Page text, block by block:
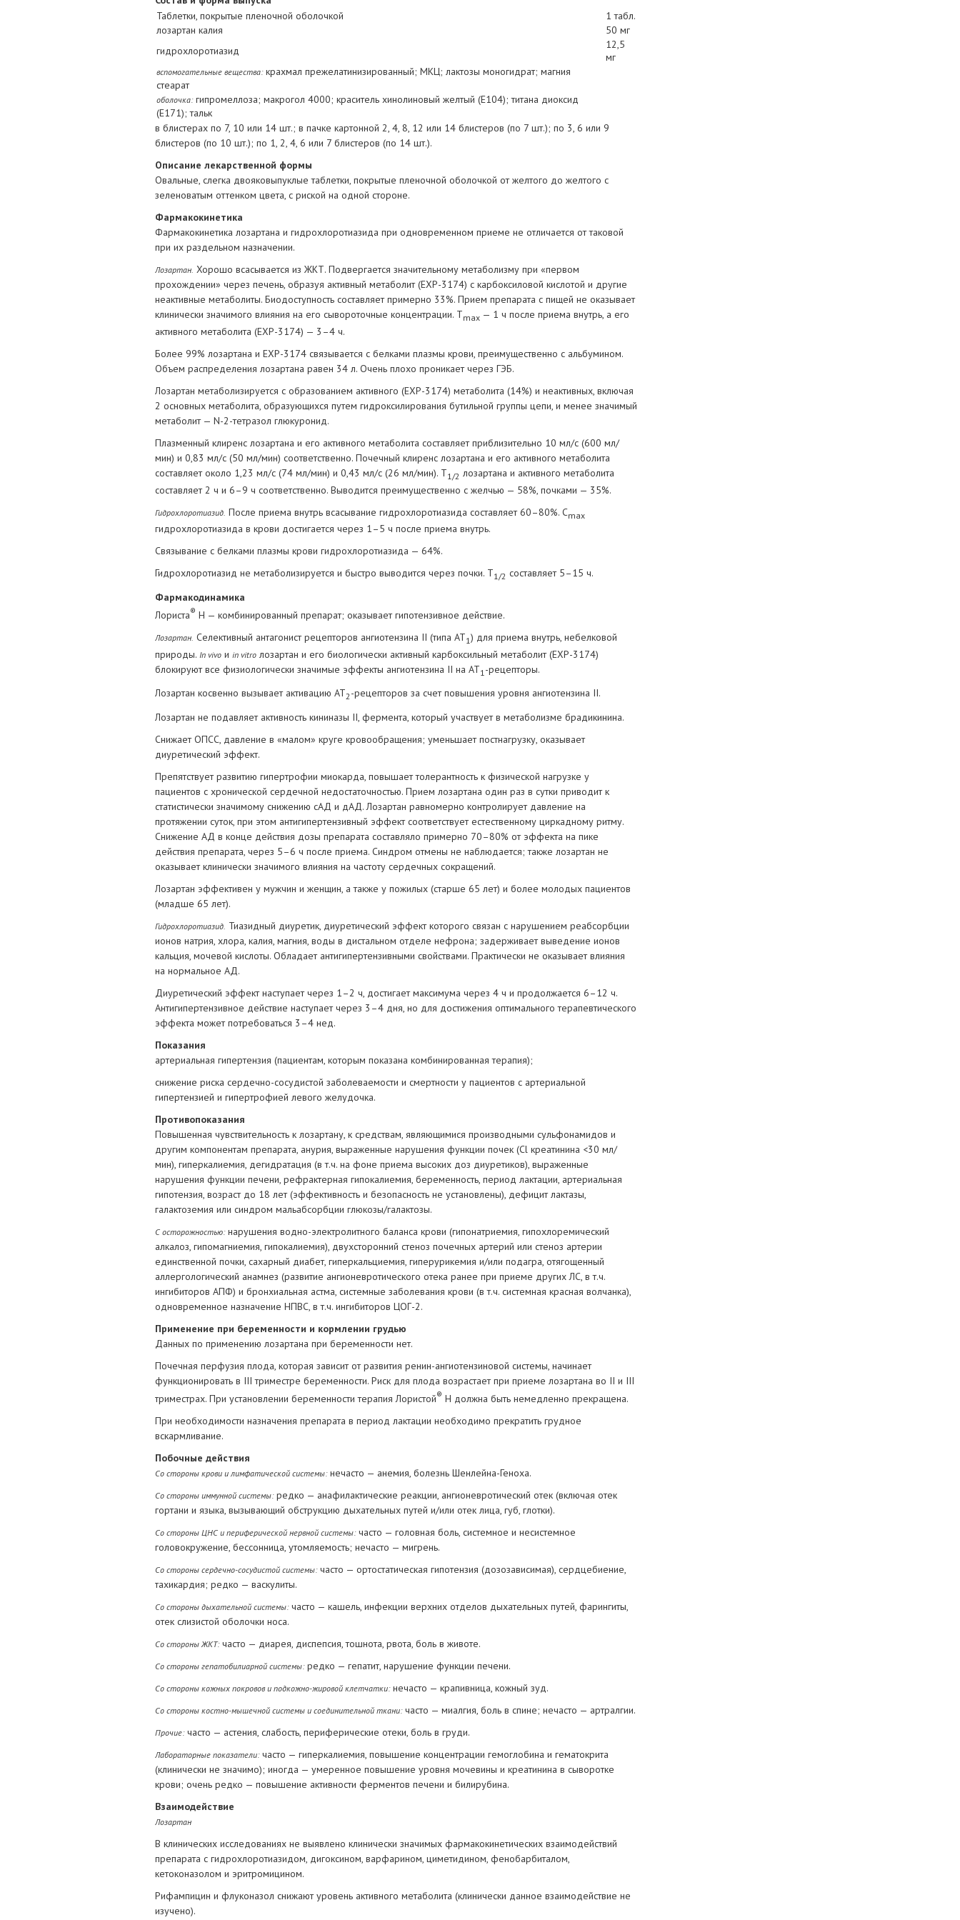
Таблетки, покрытые пленочной оболочкой
1 табл.
лозартан калия
50 мг
гидрохлоротиазид
12,5
мг
вспомогательные вещества:крахмал прежелатинизированный; МКЦ; лактозы моногидрат; магния
стеарат
оболочка:гипромеллоза; макрогол 4000; краситель хинолиновый желтый (Е104); титана диоксид
(Е171); тальк
в блистерах по 7, 10 или 14 шт.; в пачке картонной 2, 4, 8, 12 или 14 блистеров (по 7 шт.); по 3, 6 или 9
блистеров (по 10 шт.); по 1, 2, 4, 6 или 7 блистеров (по 14 шт.).
Описание лекарственной формы
Овальные, слегка двояковыпуклые таблетки, покрытые пленочной оболочкой от желтого до желтого с
зеленоватым оттенком цвета, с риской на одной стороне.
Фармакокинетика
Фармакокинетика лозартана и гидрохлоротиазида при одновременном приеме не отличается от таковой
при их раздельном назначении.
Лозартан. Хорошо всасывается из ЖКТ. Подвергается значительному метаболизму при «первом
прохождении» через печень, образуя активный метаболит (ЕХР-3174) с карбоксиловой кислотой и другие
неактивные метаболиты. Биодоступность составляет примерно 33%. Прием препарата с пищей не оказывает
клинически значимого влияния на его сывороточные концентрации. Tmax — 1 ч после приема внутрь, а его
активного метаболита (ЕХР-3174) — 3–4 ч.
Более 99% лозартана и ЕХР-3174 связывается с белками плазмы крови, преимущественно с альбумином.
Объем распределения лозартана равен 34 л. Очень плохо проникает через ГЭБ.
Лозартан метаболизируется с образованием активного (ЕХР-3174) метаболита (14%) и неактивных, включая
2 основных метаболита, образующихся путем гидроксилирования бутильной группы цепи, и менее значимый
метаболит — N-2-тетразол глюкуронид.
Плазменный клиренс лозартана и его активного метаболита составляет приблизительно 10 мл/с (600 мл/
мин) и 0,83 мл/с (50 мл/мин) соответственно. Почечный клиренс лозартана и его активного метаболита
составляет около 1,23 мл/с (74 мл/мин) и 0,43 мл/с (26 мл/мин). T1/2 лозартана и активного метаболита
составляет 2 ч и 6–9 ч соответственно. Выводится преимущественно с желчью — 58%, почками — 35%.
Гидрохлоротиазид. После приема внутрь всасывание гидрохлоротиазида составляет 60–80%. Cmax
гидрохлоротиазида в крови достигается через 1–5 ч после приема внутрь.
Связывание с белками плазмы крови гидрохлоротиазида — 64%.
Гидрохлоротиазид не метаболизируется и быстро выводится через почки. T1/2 составляет 5–15 ч.
Фармакодинамика
Лориста® Н — комбинированный препарат; оказывает гипотензивное действие.
Лозартан. Селективный антагонист рецепторов ангиотензина II (типа AT1 ) для приема внутрь, небелковой
природы. In vivo и in vitro лозартан и его биологически активный карбоксильный метаболит (ЕХР-3174)
блокируют все физиологически значимые эффекты ангиотензина II на АТ1 -рецепторы.
Лозартан косвенно вызывает активацию АТ2-рецепторов за счет повышения уровня ангиотензина II.
Лозартан не подавляет активность кининазы II, фермента, который участвует в метаболизме брадикинина.
Снижает ОПСС, давление в «малом» круге кровообращения; уменьшает постнагрузку, оказывает
диуретический эффект.
Препятствует развитию гипертрофии миокарда, повышает толерантность к физической нагрузке у
пациентов с хронической сердечной недостаточностью. Прием лозартана один раз в сутки приводит к
статистически значимому снижению сАД и дАД. Лозартан равномерно контролирует давление на
протяжении суток, при этом антигипертензивный эффект соответствует естественному циркадному ритму.
Снижение АД в конце действия дозы препарата составляло примерно 70–80% от эффекта на пике
действия препарата, через 5–6 ч после приема. Синдром отмены не наблюдается; также лозартан не
оказывает клинически значимого влияния на частоту сердечных сокращений.
Лозартан эффективен у мужчин и женщин, а также у пожилых (старше 65 лет) и более молодых пациентов
(младше 65 лет).
Гидрохлоротиазид. Тиазидный диуретик, диуретический эффект которого связан с нарушением реабсорбции
ионов натрия, хлора, калия, магния, воды в дистальном отделе нефрона; задерживает выведение ионов
кальция, мочевой кислоты. Обладает антигипертензивными свойствами. Практически не оказывает влияния
на нормальное АД.
Диуретический эффект наступает через 1–2 ч, достигает максимума через 4 ч и продолжается 6–12 ч.
Антигипертензивное действие наступает через 3–4 дня, но для достижения оптимального терапевтического
эффекта может потребоваться 3–4 нед.
Показания
артериальная гипертензия (пациентам, которым показана комбинированная терапия);
снижение риска сердечно-сосудистой заболеваемости и смертности у пациентов с артериальной
гипертензией и гипертрофией левого желудочка.
Противопоказания
Повышенная чувствительность к лозартану, к средствам, являющимися производными сульфонамидов и
другим компонентам препарата, анурия, выраженные нарушения функции почек (Cl креатинина <30 мл/
мин), гиперкалиемия, дегидратация (в т.ч. на фоне приема высоких доз диуретиков), выраженные
нарушения функции печени, рефрактерная гипокалиемия, беременность, период лактации, артериальная
гипотензия, возраст до 18 лет (эффективность и безопасность не установлены), дефицит лактазы,
галактоземия или синдром мальабсорбции глюкозы/галактозы.
С осторожностью:нарушения водно-электролитного баланса крови (гипонатриемия, гипохлоремический
алкалоз, гипомагниемия, гипокалиемия), двухсторонний стеноз почечных артерий или стеноз артерии
единственной почки, сахарный диабет, гиперкальциемия, гиперурикемия и/или подагра, отягощенный
аллергологический анамнез (развитие ангионевротического отека ранее при приеме других ЛС, в т.ч.
ингибиторов АПФ) и бронхиальная астма, системные заболевания крови (в т.ч. системная красная волчанка),
одновременное назначение НПВС, в т.ч. ингибиторов ЦОГ-2.
Применение при беременности и кормлении грудью
Данных по применению лозартана при беременности нет.
Почечная перфузия плода, которая зависит от развития ренин-ангиотензиновой системы, начинает
функционировать в III триместре беременности. Риск для плода возрастает при приеме лозартана во II и III
триместрах. При установлении беременности терапия Лористой® Н должна быть немедленно прекращена.
При необходимости назначения препарата в период лактации необходимо прекратить грудное
вскармливание.
Побочные действия
Со стороны крови и лимфатической системы:нечасто — анемия, болезнь Шенлейна-Геноха.
Со стороны иммунной системы:редко — анафилактические реакции, ангионевротический отек (включая отек
гортани и языка, вызывающий обструкцию дыхательных путей и/или отек лица, губ, глотки).
Со стороны ЦНС и периферической нервной системы:часто — головная боль, системное и несистемное
головокружение, бессонница, утомляемость; нечасто — мигрень.
Со стороны сердечно-сосудистой системы:часто — ортостатическая гипотензия (дозозависимая), сердцебиение,
тахикардия; редко — васкулиты.
Со стороны дыхательной системы:часто — кашель, инфекции верхних отделов дыхательных путей, фарингиты,
отек слизистой оболочки носа.
Со стороны ЖКТ:часто — диарея, диспепсия, тошнота, рвота, боль в животе.
Со стороны гепатобилиарной системы:редко — гепатит, нарушение функции печени.
Со стороны кожных покровов и подкожно-жировой клетчатки:нечасто — крапивница, кожный зуд.
Со стороны костно-мышечной системы и соединительной ткани:часто — миалгия, боль в спине; нечасто — артралгии.
Прочие:часто — астения, слабость, периферические отеки, боль в груди.
Лабораторные показатели:часто — гиперкалиемия, повышение концентрации гемоглобина и гематокрита
(клинически не значимо); иногда — умеренное повышение уровня мочевины и креатинина в сыворотке
крови; очень редко — повышение активности ферментов печени и билирубина.
Взаимодействие
Лозартан
В клинических исследованиях не выявлено клинически значимых фармакокинетических взаимодействий
препарата с гидрохлоротиазидом, дигоксином, варфарином, циметидином, фенобарбиталом,
кетоконазолом и эритромицином.
Рифампицин и флуконазол снижают уровень активного метаболита (клинически данное взаимодействие не
изучено).